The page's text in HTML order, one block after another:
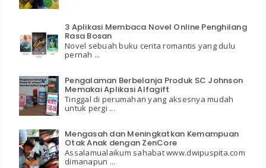
3 Aplikasi Membaca Novel Online Penghilang
Rasa Bosan
Novel sebuah buku cerita romantis yang dulu
pernah ...
Pengalaman Berbelanja Produk SC Johnson
Memakai Aplikasi Alfagift
Tinggal di perumahan yang aksesnya mudah
untuk pergi ...
Mengasah dan Meningkatkan Kemampuan
Otak Anak dengan ZenCore
Assalamualaikum sahabat www.dwipuspita.com
dimanapun ...